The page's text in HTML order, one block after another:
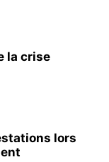
la crise
lors